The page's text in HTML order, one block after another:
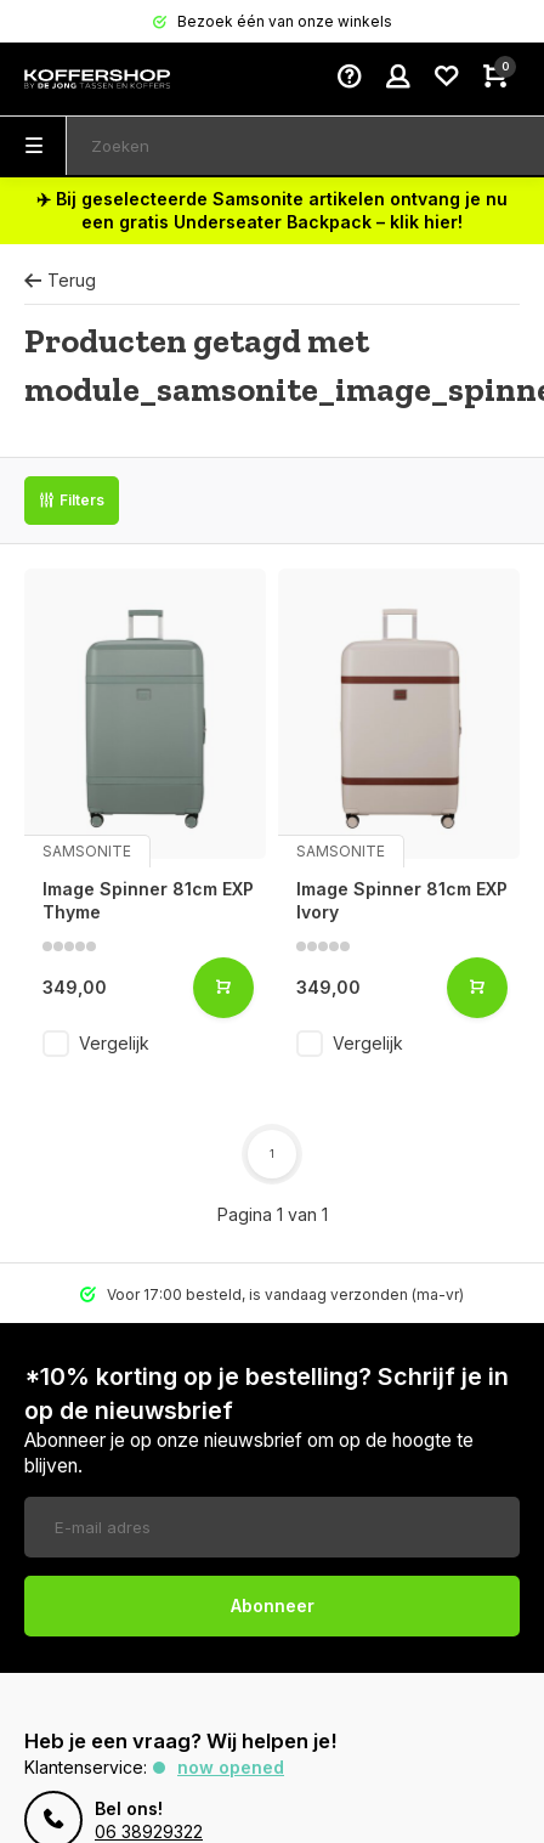
Bezoek één van onze winkels
0
✈️ Bij geselecteerde Samsonite artikelen ontvang je nu
een gratis Underseater Backpack – klik hier!
Terug
Producten getagd met
Filters
SAMSONITE
Image Spinner 81cm EXP
Thyme
349,00
Vergelijk
SAMSONITE
Image Spinner 81cm EXP
Ivory
349,00
Vergelijk
Pagina 1 van 1
1
Voor 17:00 besteld, is vandaag verzonden (ma-vr)
*10% korting op je bestelling? Schrijf je in
op de nieuwsbrief
Abonneer je op onze nieuwsbrief om op de hoogte te
blijven.
Abonneer
Heb je een vraag? Wij helpen je!
Klantenservice:
now opened
Bel ons!
06 38929322